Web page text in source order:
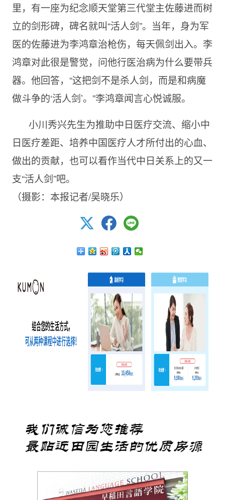
里，有一座为纪念顺天堂第三代堂主佐藤进而树
立的剑形碑，碑名就叫“活人剑”。当年，身为军
医的佐藤进为李鸿章治枪伤，每天佩剑出入。李
鸿章对此很是警觉，问他行医治病为什么要带兵
器。他回答，“这把剑不是杀人剑，而是和病魔
做斗争的‘活人剑’。”李鸿章闻言心悦诚服。
小川秀兴先生为推助中日医疗交流、缩小中
日医疗差距、培养中国医疗人才所付出的心血、
做出的贡献，也可以看作当代中日关系上的又一
支“活人剑”吧。
（摄影：本报记者/吴晓乐）